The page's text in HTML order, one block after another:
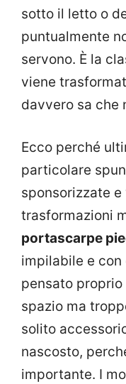
sotto il letto o
puntualmente
servono. È la
viene
davvero sa che
Ecco perché
particolare
sponsorizzate
trasformazioni
portascarpe
impilabile e
pensato
spazio ma
solito
nascosto,
importante. I